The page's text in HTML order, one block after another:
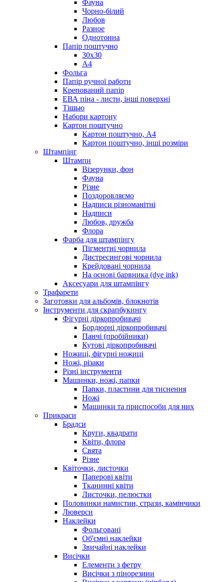
Фауна
Чорно-білий
Любов
Разное
Однотонна
Папір поштучно
30х30
А4
Фольга
Папір ручної работи
Крепований папір
ЕВА піна - листи, інші поверхні
Тішью
Набори картону
Картон поштучно
Картон поштучно, А4
Картон поштучно, інші розміри
Штампінг
Штампи
Візерунки, фон
Фауна
Різне
Поздоровляємо
Надписи різноманітні
Надписи
Любов, дружба
Флора
Фарба для штампінгу
Пігментні чорнила
Дистресингові чорнила
Крейдовані чорнила
На основі барвника (dye ink)
Аксесуари для штампінгу
Трафарети
Заготовки для альбомів, блокнотів
Інструменти для скрапбукингу
Фігурні діркопробивачі
Бордюрні діркопробивачі
Панчі (пробійники)
Кутові діркопробивачі
Ножиці, фігурні ножиці
Ножі, різаки
Різні інструменти
Машинки, ножі, папки
Папки, пластини для тиснення
Ножі
Машинки та приспособи для них
Прикраси
Брадси
Круги, квадрати
Квіти, флора
Свята
Різне
Квіточки, листочки
Паперові квіти
Тканинні квіти
Листочки, пелюстки
Половинки намистин, стрази, камінчики
Люверси
Наклейки
Фольговані
Об'ємні наклейки
Звичайні наклейки
Висічки
Елементи з фетру
Висічки з пінорезини